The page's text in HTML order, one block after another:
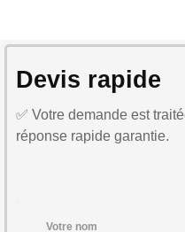
Devis rapide
✅ Votre demande est
réponse rapide garantie.
Votre nom